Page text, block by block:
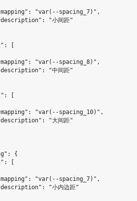
"var(--spacing_7)",
"小间距"
[
"var(--spacing_8)",
"中间距"
[
"var(--spacing_10)",
"大间距"
{
[
"var(--spacing_7)",
"小内边距"